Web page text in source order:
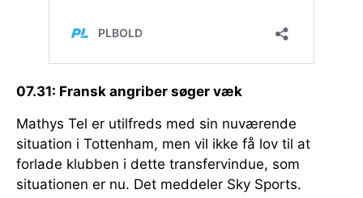
07.31: Fransk angriber søger væk
Mathys Tel er utilfreds med sin nuværende
situation i Tottenham, men vil ikke få lov til at
forlade klubben i dette transfervindue, som
situationen er nu. Det meddeler Sky Sports.